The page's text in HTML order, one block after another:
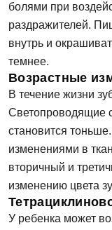
болями при
раздражителей.
внутрь и
темнее.
Возрастные
В течение жизни
Светопроводящие
становится
изменениями в
вторичный и
изменению цвета
У ребенка может